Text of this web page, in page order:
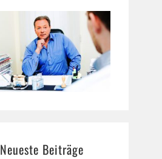
Neueste Beiträge